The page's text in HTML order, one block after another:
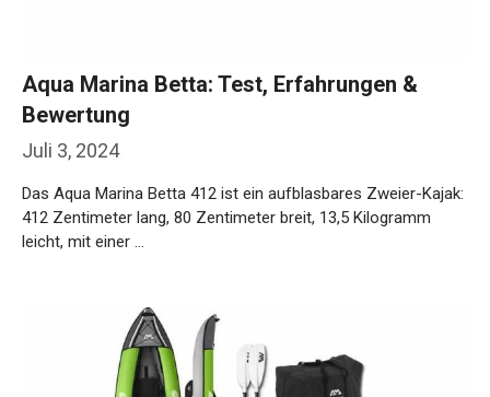
Juli 3, 2024
Aqua Marina Betta: Test, Erfahrungen &
Bewertung
Das Aqua Marina Betta 412 ist ein aufblasbares Zweier-Kajak:
412 Zentimeter lang, 80 Zentimeter breit, 13,5 Kilogramm
leicht, mit einer …